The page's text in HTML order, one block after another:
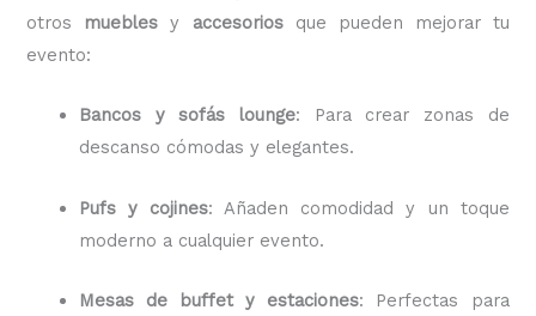
otros muebles y accesoriosque pueden mejorar tu
evento:
Bancos y sofás lounge: Para crear zonas de
descanso cómodas y elegantes.
Pufs y cojines: Añaden comodidad y un toque
moderno a cualquier evento.
Mesas de buffet y estaciones: Perfectas para